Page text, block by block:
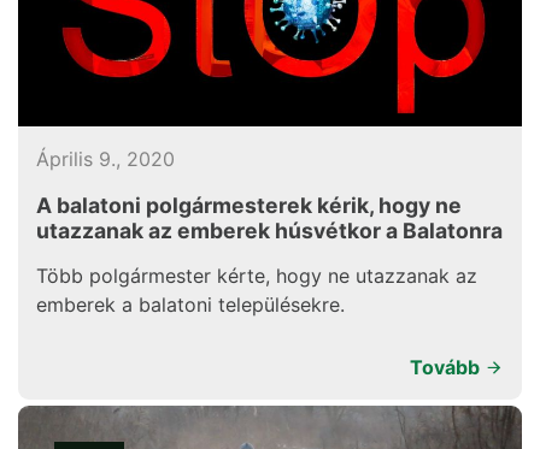
Április 9., 2020
A balatoni polgármesterek kérik, hogy ne
utazzanak az emberek húsvétkor a Balatonra
Több polgármester kérte, hogy ne utazzanak az
emberek a balatoni településekre.
Tovább